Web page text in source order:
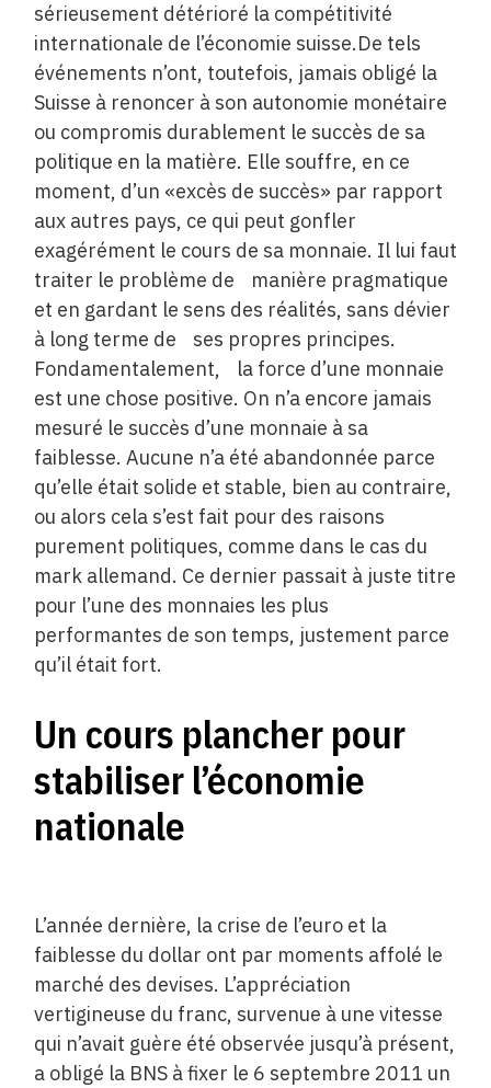
sérieusement détérioré la compétitivité
internationale de l’économie suisse.De tels
événements n’ont, toutefois, jamais obligé la
Suisse à renoncer à son autonomie monétaire
ou compromis durablement le succès de sa
politique en la matière. Elle souffre, en ce
moment, d’un «excès de succès» par rapport
aux autres pays, ce qui peut gonfler
exagérément le cours de sa monnaie. Il lui faut
traiter le problème de manière pragmatique
et en gardant le sens des réalités, sans dévier
à long terme de ses propres principes.
Fondamentalement, la force d’une monnaie
est une chose positive. On n’a encore jamais
mesuré le succès d’une monnaie à sa
faiblesse. Aucune n’a été abandonnée parce
qu’elle était solide et stable, bien au contraire,
ou alors cela s’est fait pour des raisons
purement politiques, comme dans le cas du
mark allemand. Ce dernier passait à juste titre
pour l’une des monnaies les plus
performantes de son temps, justement parce
qu’il était fort.
Un cours plancher pour
stabiliser ­l’économie
nationale
L’année dernière, la crise de l’euro et la
faiblesse du dollar ont par moments affolé le
marché des devises. L’appréciation
vertigineuse du franc, survenue à une vitesse
qui n’avait guère été observée jusqu’à présent,
a obligé la BNS à fixer le 6 septembre 2011 un